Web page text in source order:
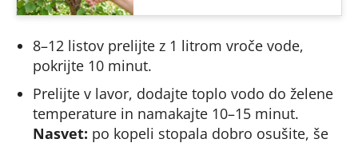
8–12 listov prelijte z 1 litrom vroče vode,
pokrijte 10 minut.
Prelijte v lavor, dodajte toplo vodo do želene
temperature in namakajte 10–15 minut.
Nasvet: po kopeli stopala dobro osušite, še